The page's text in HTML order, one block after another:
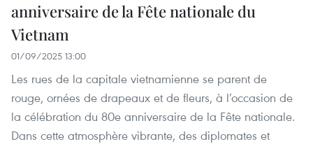
anniversaire de la Fête nationale du
Vietnam
01/09/2025 13:00
Les rues de la capitale vietnamienne se parent de
rouge, ornées de drapeaux et de fleurs, à l’occasion de
la célébration du 80e anniversaire de la Fête nationale.
Dans cette atmosphère vibrante, des diplomates et